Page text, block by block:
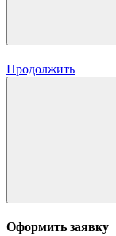
Продолжить
Оформить заявку